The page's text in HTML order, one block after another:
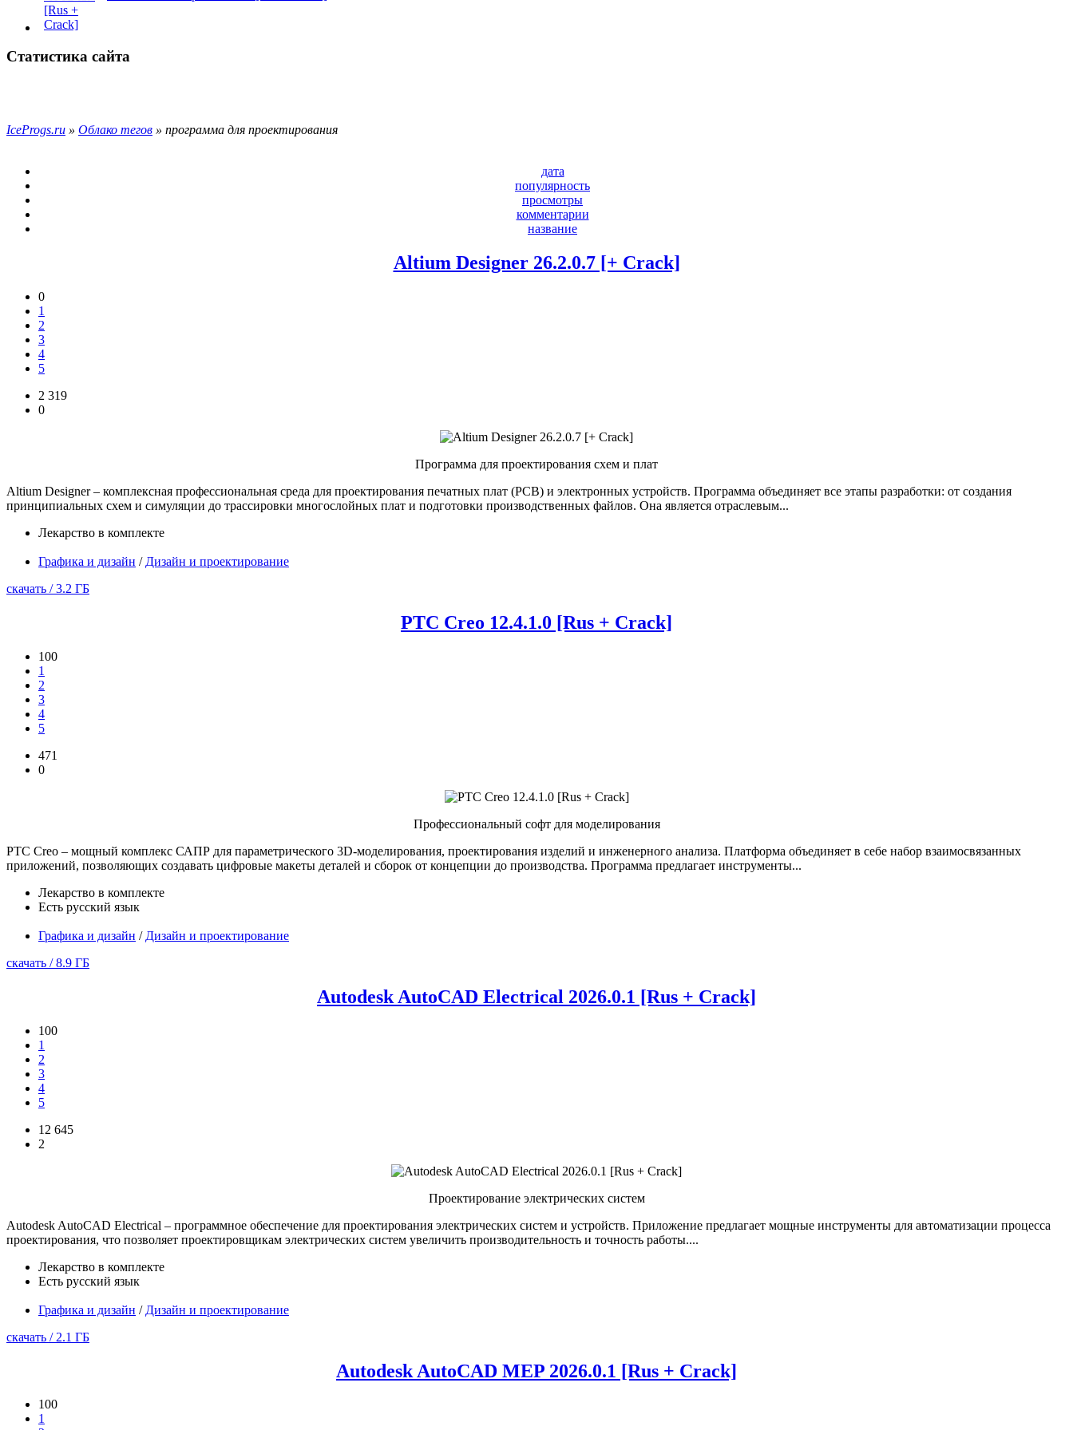
Статистика сайта
IceProgs.ru » Облако тегов » программа для проектирования
дата
популярность
просмотры
комментарии
название
Altium Designer 26.2.0.7 [+ Crack]
0
1
2
3
4
5
2 319
0
Программа для проектирования схем и плат
Altium Designer – комплексная профессиональная среда для проектирования печатных плат (PCB) и электронных устройств. Программа объединяет все этапы разработки: от создания
принципиальных схем и симуляции до трассировки многослойных плат и подготовки производственных файлов. Она является отраслевым...
Лекарство в комплекте
Графика и дизайн / Дизайн и проектирование
скачать / 3.2 ГБ
PTC Creo 12.4.1.0 [Rus + Crack]
100
1
2
3
4
5
471
0
Профессиональный софт для моделирования
PTC Creo – мощный комплекс САПР для параметрического 3D-моделирования, проектирования изделий и инженерного анализа. Платформа объединяет в себе набор взаимосвязанных
приложений, позволяющих создавать цифровые макеты деталей и сборок от концепции до производства. Программа предлагает инструменты...
Лекарство в комплекте
Есть русский язык
Графика и дизайн / Дизайн и проектирование
скачать / 8.9 ГБ
Autodesk AutoCAD Electrical 2026.0.1 [Rus + Crack]
100
1
2
3
4
5
12 645
2
Проектирование электрических систем
Autodesk AutoCAD Electrical – программное обеспечение для проектирования электрических систем и устройств. Приложение предлагает мощные инструменты для автоматизации процесса
проектирования, что позволяет проектировщикам электрических систем увеличить производительность и точность работы....
Лекарство в комплекте
Есть русский язык
Графика и дизайн / Дизайн и проектирование
скачать / 2.1 ГБ
Autodesk AutoCAD MEP 2026.0.1 [Rus + Crack]
100
1